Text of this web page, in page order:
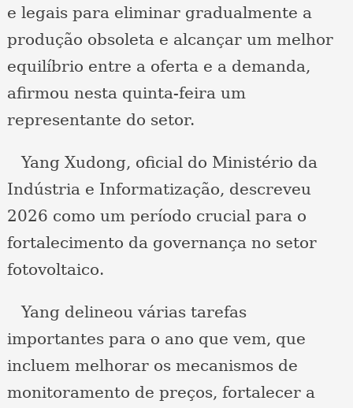
e legais para eliminar gradualmente a
produção obsoleta e alcançar um melhor
equilíbrio entre a oferta e a demanda,
afirmou nesta quinta-feira um
representante do setor.
Yang Xudong, oficial do Ministério da
Indústria e Informatização, descreveu
2026 como um período crucial para o
fortalecimento da governança no setor
fotovoltaico.
Yang delineou várias tarefas
importantes para o ano que vem, que
incluem melhorar os mecanismos de
monitoramento de preços, fortalecer a